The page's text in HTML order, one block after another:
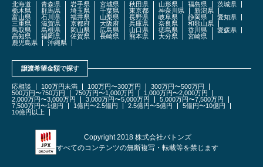
北海道 青森県 岩手県 宮城県 秋田県 山形県 福島県
茨城県
栃木県
群馬県 埼玉県 千葉県 東京都 神奈川県
新潟県
富山県
石川県 福井県 山梨県 長野県 岐阜県 静岡県
愛知県
三重県
滋賀県 京都府 大阪府 兵庫県 奈良県
和歌山県
鳥取県
島根県 岡山県 広島県 山口県 徳島県 香川県
愛媛県
高知県
福岡県 佐賀県 長崎県 熊本県 大分県
宮崎県
鹿児島県
沖縄県
譲渡希望金額で探す
応相談 100万円未満 100万円〜300万円
300万円〜500万円
500万円〜750万円
750万円〜1,000万円
1,000万円〜2,000万円
2,000万円〜3,000万円
3,000万円〜5,000万円
5,000万円〜7,500万円
7,500万円〜1億円
1億円〜2.5億円 2.5億円〜5億円
5億円〜10億円
10億円以上
Copyright 2018 株式会社バトンズ
すべてのコンテンツの無断複写・転載等を禁じます